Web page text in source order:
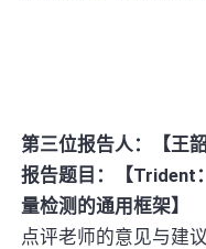
第三位报告人：【王韶
报告题目：【Trident
量检测的通用框架】
点评老师的意见与建议